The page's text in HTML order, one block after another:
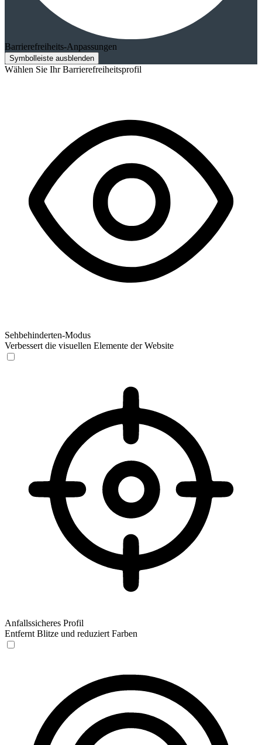
Barrierefreiheits-Anpassungen
Symbolleiste ausblenden
Wählen Sie Ihr Barrierefreiheitsprofil
Sehbehinderten-Modus
Verbessert die visuellen Elemente der Website
Anfallssicheres Profil
Entfernt Blitze und reduziert Farben